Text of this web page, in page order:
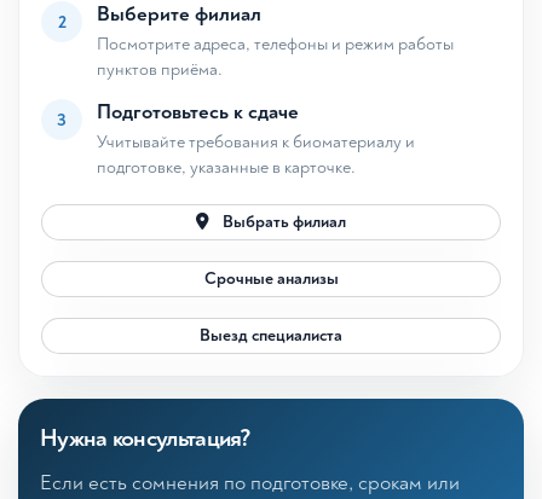
2 Выберите филиал
Посмотрите адреса, телефоны и режим работы
пунктов приёма.
3 Подготовьтесь к сдаче
Учитывайте требования к биоматериалу и
подготовке, указанные в карточке.
Выбрать филиал
Срочные анализы
Выезд специалиста
Нужна консультация?
Если есть сомнения по подготовке, срокам или